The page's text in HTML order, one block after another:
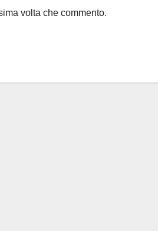
volta che commento.